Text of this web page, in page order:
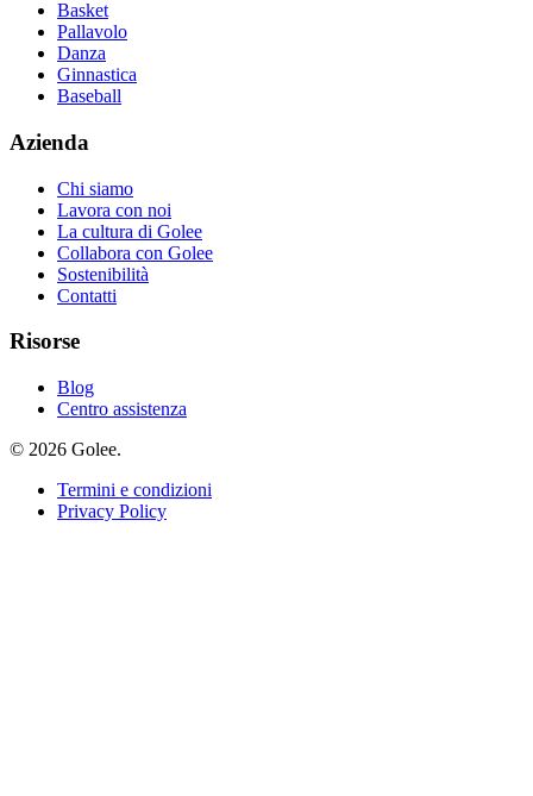
Basket
Pallavolo
Danza
Ginnastica
Baseball
Azienda
Chi siamo
Lavora con noi
La cultura di Golee
Collabora con Golee
Sostenibilità
Contatti
Risorse
Blog
Centro assistenza
© 2026 Golee.
Termini e condizioni
Privacy Policy